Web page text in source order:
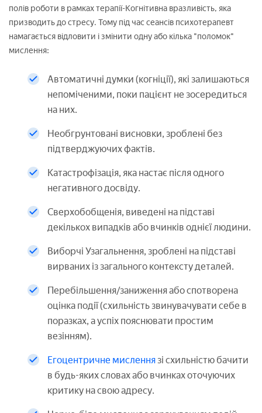
полів роботи в рамках терапії-Когнітивна вразливість, яка
призводить до стресу. Тому під час сеансів психотерапевт
намагається відловити і змінити одну або кілька "поломок"
мислення:
Автоматичні думки (когніції), які залишаються
непоміченими, поки пацієнт не зосередиться
на них.
Необгрунтовані висновки, зроблені без
підтверджуючих фактів.
Катастрофізація, яка настає після одного
негативного досвіду.
Сверхобобщенія, виведені на підставі
декількох випадків або вчинків однієї людини.
Виборчі Узагальнення, зроблені на підставі
вирваних із загального контексту деталей.
Перебільшення/заниження або спотворена
оцінка події (схильність звинувачувати себе в
поразках, а успіх пояснювати простим
везінням).
Егоцентричне мислення зі схильністю бачити
в будь-яких словах або вчинках оточуючих
критику на свою адресу.